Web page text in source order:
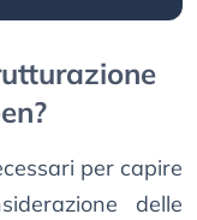
per capire
delle